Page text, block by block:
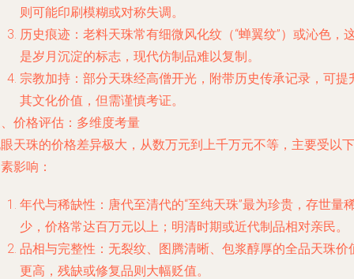
则可能印刷模糊或对称失调。
历史痕迹：老料天珠常有细微风化纹（“蝉翼纹”）或沁色，
是岁月沉淀的标志，现代仿制品难以复制。
宗教加持：部分天珠经高僧开光，附带历史传承记录，可提
其文化价值，但需谨慎考证。
价格评估：多维度考量
天珠的价格差异极大，从数万元到上千万元不等，主要受以下
影响：
年代与稀缺性：唐代至清代的“至纯天珠”最为珍贵，存世量
少，价格常达百万元以上；明清时期或近代制品相对亲民。
品相与完整性：无裂纹、图腾清晰、包浆醇厚的全品天珠价
更高，残缺或修复品则大幅贬值。